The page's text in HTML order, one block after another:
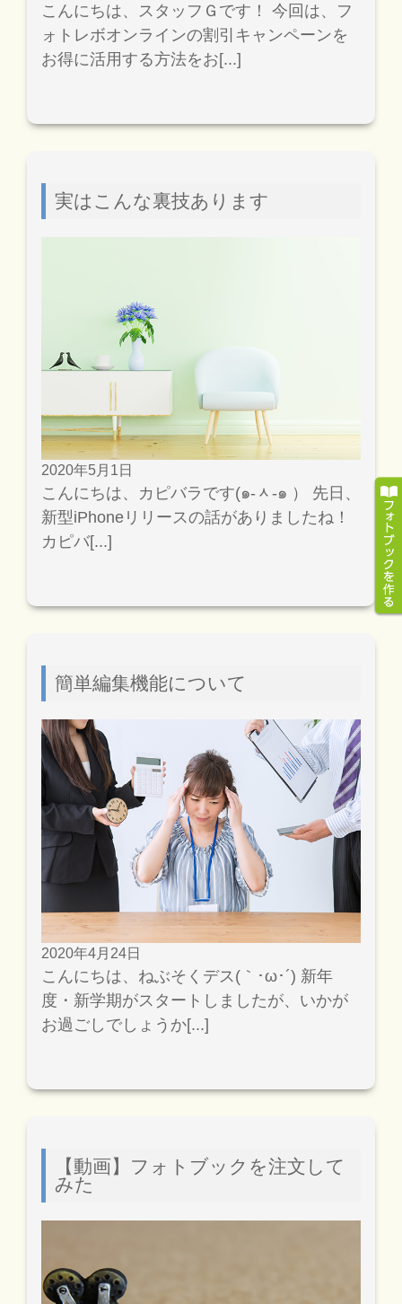
こんにちは、スタッフＧです！ 今回は、フ
ォトレボオンラインの割引キャンペーンを
お得に活用する方法をお[...]
実はこんな裏技あります
2020年5月1日
こんにちは、カピバラです(๑-ᆺ-๑ ） 先日、
新型iPhoneリリースの話がありましたね！
カピバ[...]
簡単編集機能について
2020年4月24日
こんにちは、ねぶそくデス(｀･ω･´) 新年
度・新学期がスタートしましたが、いかが
お過ごしでしょうか[...]
【動画】フォトブックを注文して
みた